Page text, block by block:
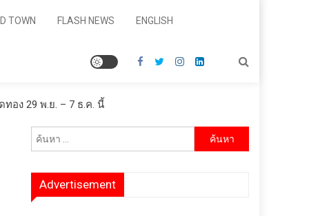
TOWN FLASH NEWS ENGLISH
ทอง 29 พ.ย. – 7 ธ.ค. นี้
ค้นหา
Advertisement